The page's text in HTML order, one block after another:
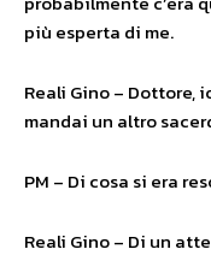
più esperta di me.
Reali Gino – Dottore,
mandai un altro
PM – Di cosa si era
Reali Gino – Di un